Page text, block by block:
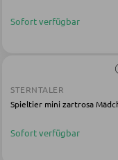
Sofort verfügbar
STERNTALER
Spieltier mini zartrosa
Sofort verfügbar